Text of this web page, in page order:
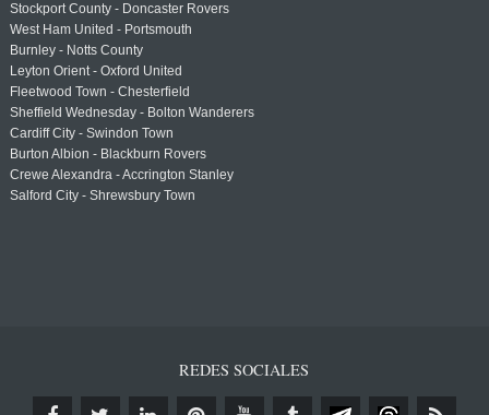
Stockport County - Doncaster Rovers
West Ham United - Portsmouth
Burnley - Notts County
Leyton Orient - Oxford United
Fleetwood Town - Chesterfield
Sheffield Wednesday - Bolton Wanderers
Cardiff City - Swindon Town
Burton Albion - Blackburn Rovers
Crewe Alexandra - Accrington Stanley
Salford City - Shrewsbury Town
REDES SOCIALES